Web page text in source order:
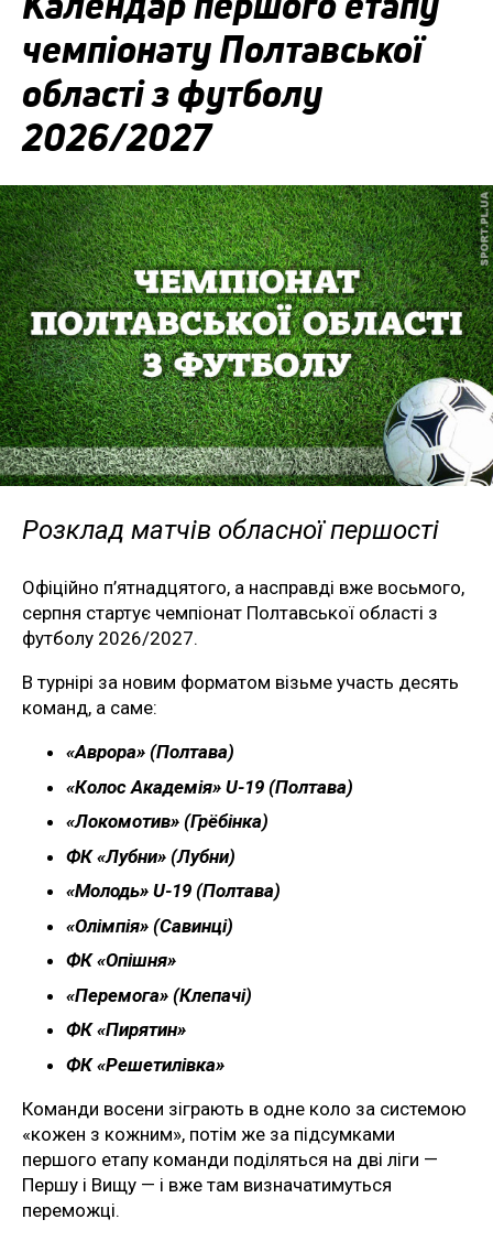
чемпіонату Полтавської
області з футболу
2026/2027
Розклад матчів обласної першості
Офіційно п’ятнадцятого, а насправді вже восьмого,
серпня стартує чемпіонат Полтавської області з
футболу 2026/2027.
В турнірі за новим форматом візьме участь десять
команд, а саме:
«Аврора» (Полтава)
«Колос Академія» U-19 (Полтава)
«Локомотив» (Грёбінка)
ФК «Лубни» (Лубни)
«Молодь» U-19 (Полтава)
«Олімпія» (Савинці)
ФК «Опішня»
«Перемога» (Клепачі)
ФК «Пирятин»
ФК «Решетилівка»
Команди восени зіграють в одне коло за системою
«кожен з кожним», потім же за підсумками
першого етапу команди поділяться на дві ліги —
Першу і Вищу — і вже там визначатимуться
переможці.